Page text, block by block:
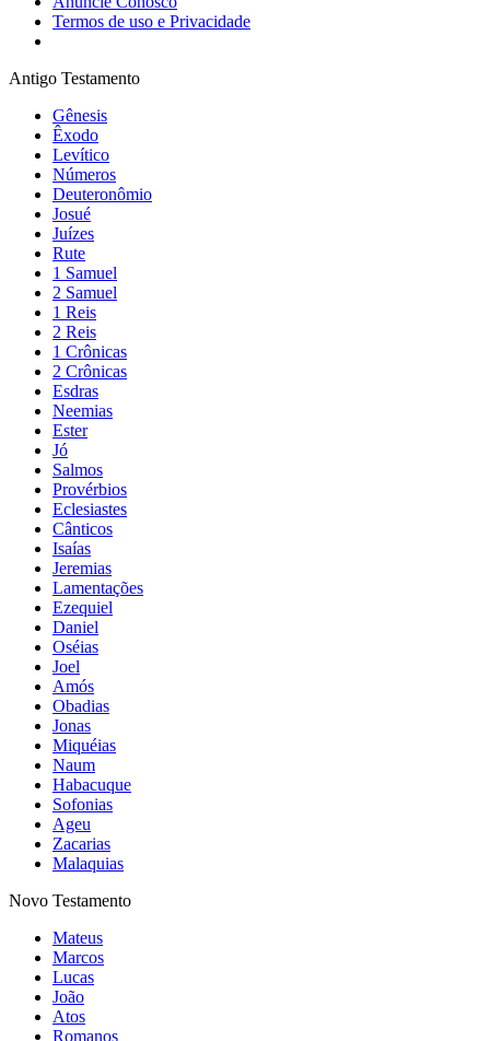
Termos de uso e Privacidade
Antigo Testamento
Gênesis
Êxodo
Levítico
Números
Deuteronômio
Josué
Juízes
Rute
1 Samuel
2 Samuel
1 Reis
2 Reis
1 Crônicas
2 Crônicas
Esdras
Neemias
Ester
Jó
Salmos
Provérbios
Eclesiastes
Cânticos
Isaías
Jeremias
Lamentações
Ezequiel
Daniel
Oséias
Joel
Amós
Obadias
Jonas
Miquéias
Naum
Habacuque
Sofonias
Ageu
Zacarias
Malaquias
Novo Testamento
Mateus
Marcos
Lucas
João
Atos
Romanos